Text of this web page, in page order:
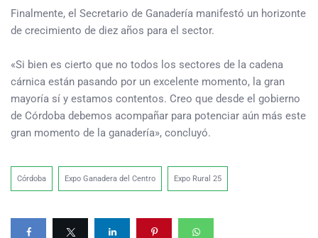
Finalmente, el Secretario de Ganadería manifestó un horizonte
de crecimiento de diez años para el sector.
«Si bien es cierto que no todos los sectores de la cadena
cárnica están pasando por un excelente momento, la gran
mayoría sí y estamos contentos. Creo que desde el gobierno
de Córdoba debemos acompañar para potenciar aún más este
gran momento de la ganadería», concluyó.
Córdoba Expo Ganadera del Centro Expo Rural 25